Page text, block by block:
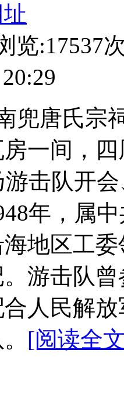
览:17537
兜唐氏宗
一间，
游击队开
年，属
海地区工
游击队
合人民解
[阅读全